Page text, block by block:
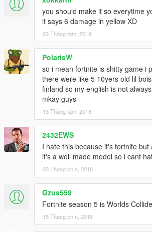
you should make it so everytime
it says 6 damage in yellow XD
03 Tháng tám, 2018
PolarisW
so i mean fortnite is shitty game i
there were like 5 10yers old lil
finland so my english is not
mkay guys
13 Tháng tám, 2018
2432EWS
I hate this because it's fortnite
it's a well made model so i cant
03 Tháng chín, 2018
Gzus559
Fortnite season 5 is Worlds
15 Tháng chín, 2018